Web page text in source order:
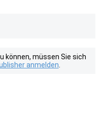
können, müssen Sie sich
anmelden